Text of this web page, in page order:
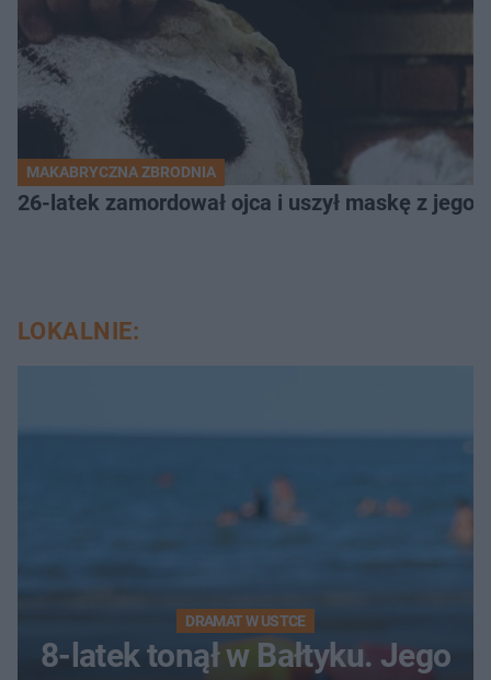
MAKABRYCZNA ZBRODNIA
26-latek zamordował ojca i uszył maskę z
LOKALNIE:
DRAMAT W USTCE
8-latek tonął w Bałtyku. Jego